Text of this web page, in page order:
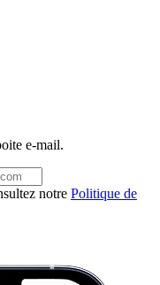
e-mail.
notre Politique de